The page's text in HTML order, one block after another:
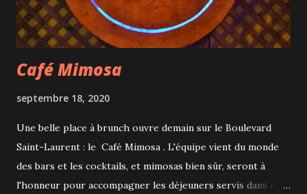
son 7ème anniversaire Après 4 mois de travaux et une
pandémie, le Jack Saloon qui...
Café Mimosa
septembre 18, 2020
Une belle place à brunch ouvre demain sur le Boulevard
Saint-Laurent : le Café Mimosa . L'équipe vient du monde
des bars et les cocktails, et mimosas bien sûr, seront à
l'honneur pour accompagner les déjeuners servis dans ce